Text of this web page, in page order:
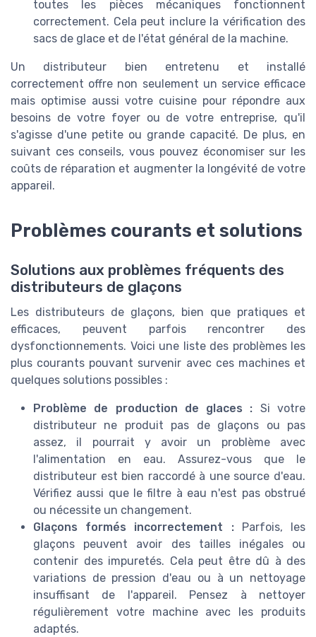
toutes les pièces mécaniques fonctionnent
correctement. Cela peut inclure la vérification des
sacs de glace et de l'état général de la machine.
Un distributeur bien entretenu et installé
correctement offre non seulement un service efficace
mais optimise aussi votre cuisine pour répondre aux
besoins de votre foyer ou de votre entreprise, qu'il
s'agisse d'une petite ou grande capacité. De plus, en
suivant ces conseils, vous pouvez économiser sur les
coûts de réparation et augmenter la longévité de votre
appareil.
Problèmes courants et solutions
Solutions aux problèmes fréquents des
distributeurs de glaçons
Les distributeurs de glaçons, bien que pratiques et
efficaces, peuvent parfois rencontrer des
dysfonctionnements. Voici une liste des problèmes les
plus courants pouvant survenir avec ces machines et
quelques solutions possibles :
Problème de production de glaces : Si votre
distributeur ne produit pas de glaçons ou pas
assez, il pourrait y avoir un problème avec
l'alimentation en eau. Assurez-vous que le
distributeur est bien raccordé à une source d'eau.
Vérifiez aussi que le filtre à eau n'est pas obstrué
ou nécessite un changement.
Glaçons formés incorrectement :Parfois, les
glaçons peuvent avoir des tailles inégales ou
contenir des impuretés. Cela peut être dû à des
variations de pression d'eau ou à un nettoyage
insuffisant de l'appareil. Pensez à nettoyer
régulièrement votre machine avec les produits
adaptés.